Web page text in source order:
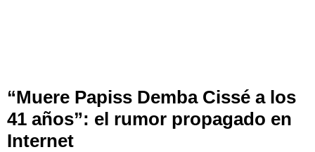
“Muere Papiss Demba Cissé a los
41 años”: el rumor propagado en
Internet